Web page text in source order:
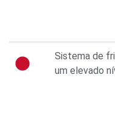
Sistema de
um elevado